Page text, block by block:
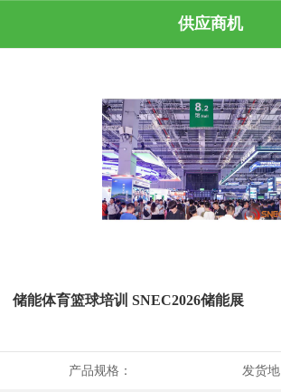
供应商机
储能体育篮球培训 SNEC2026储能展
产品规格： 发货